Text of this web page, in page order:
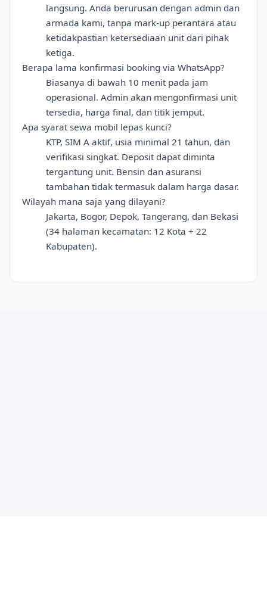
langsung. Anda berurusan dengan admin dan
armada kami, tanpa mark-up perantara atau
ketidakpastian ketersediaan unit dari pihak
ketiga.
Berapa lama konfirmasi booking via WhatsApp?
Biasanya di bawah 10 menit pada jam
operasional. Admin akan mengonfirmasi unit
tersedia, harga final, dan titik jemput.
Apa syarat sewa mobil lepas kunci?
KTP, SIM A aktif, usia minimal 21 tahun, dan
verifikasi singkat. Deposit dapat diminta
tergantung unit. Bensin dan asuransi
tambahan tidak termasuk dalam harga dasar.
Wilayah mana saja yang dilayani?
Jakarta, Bogor, Depok, Tangerang, dan Bekasi
(34 halaman kecamatan: 12 Kota + 22
Kabupaten).